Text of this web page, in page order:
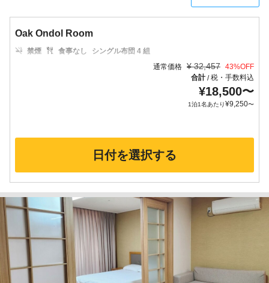
Oak Ondol Room
禁煙 食事なし
シングル布団 4 組
通常価格 ¥ 32,457 43%OFF
合計/税・手数料込
¥18,500〜
1泊1名あたり¥9,250〜
日付を選択する